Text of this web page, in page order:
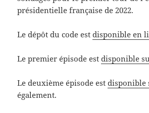
présidentielle française de 2022.
Le dépôt du code estdisponible en
Le premier épisode estdisponible
Le deuxième épisode estdisponible
également.